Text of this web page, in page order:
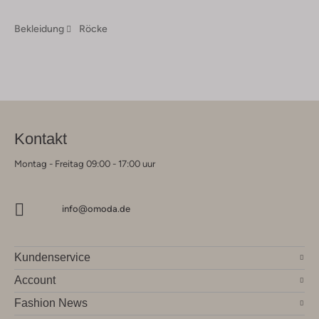
Bekleidung Röcke
Kontakt
Montag - Freitag 09:00 - 17:00 uur
info@omoda.de
Kundenservice
Account
Fashion News